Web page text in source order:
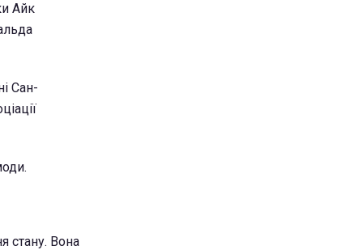
Айк
Сан-
стану. Вона